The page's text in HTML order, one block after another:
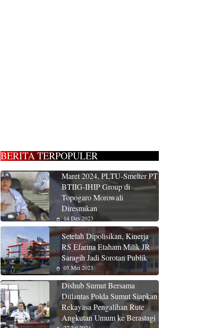
BERITA TERPOPULER
Maret 2024, PLTU-Smelter PT
BTIIG-IHIP Group di
Topogaro Morowali
Diresmikan
14 Des 2023
Setelah Dipolisikan, Kinerja
RS Efarina Etaham Milik JR
Saragih Jadi Sorotan Publik
05 Mei 2023
Dishub Sumut Bersama
Ditlantas Polda Sumut Siapkan
Rekayasa Pengalihan Rute
Angkutan Umum ke Berastagi